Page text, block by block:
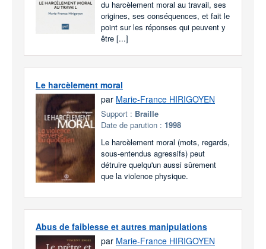
du harcèlement moral au travail, ses
origines, ses conséquences, et fait le
point sur les réponses qui peuvent y
être [...]
Le harcèlement moral
par Marie-France HIRIGOYEN
Support : Braille
Date de parution : 1998
Le harcèlement moral (mots, regards,
sous-entendus agressifs) peut
détruire quelqu'un aussi sûrement
que la violence physique.
Abus de faiblesse et autres manipulations
par Marie-France HIRIGOYEN